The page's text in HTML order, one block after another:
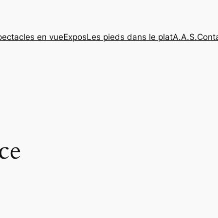
en vueExposLes pieds dans le platA.A.S.